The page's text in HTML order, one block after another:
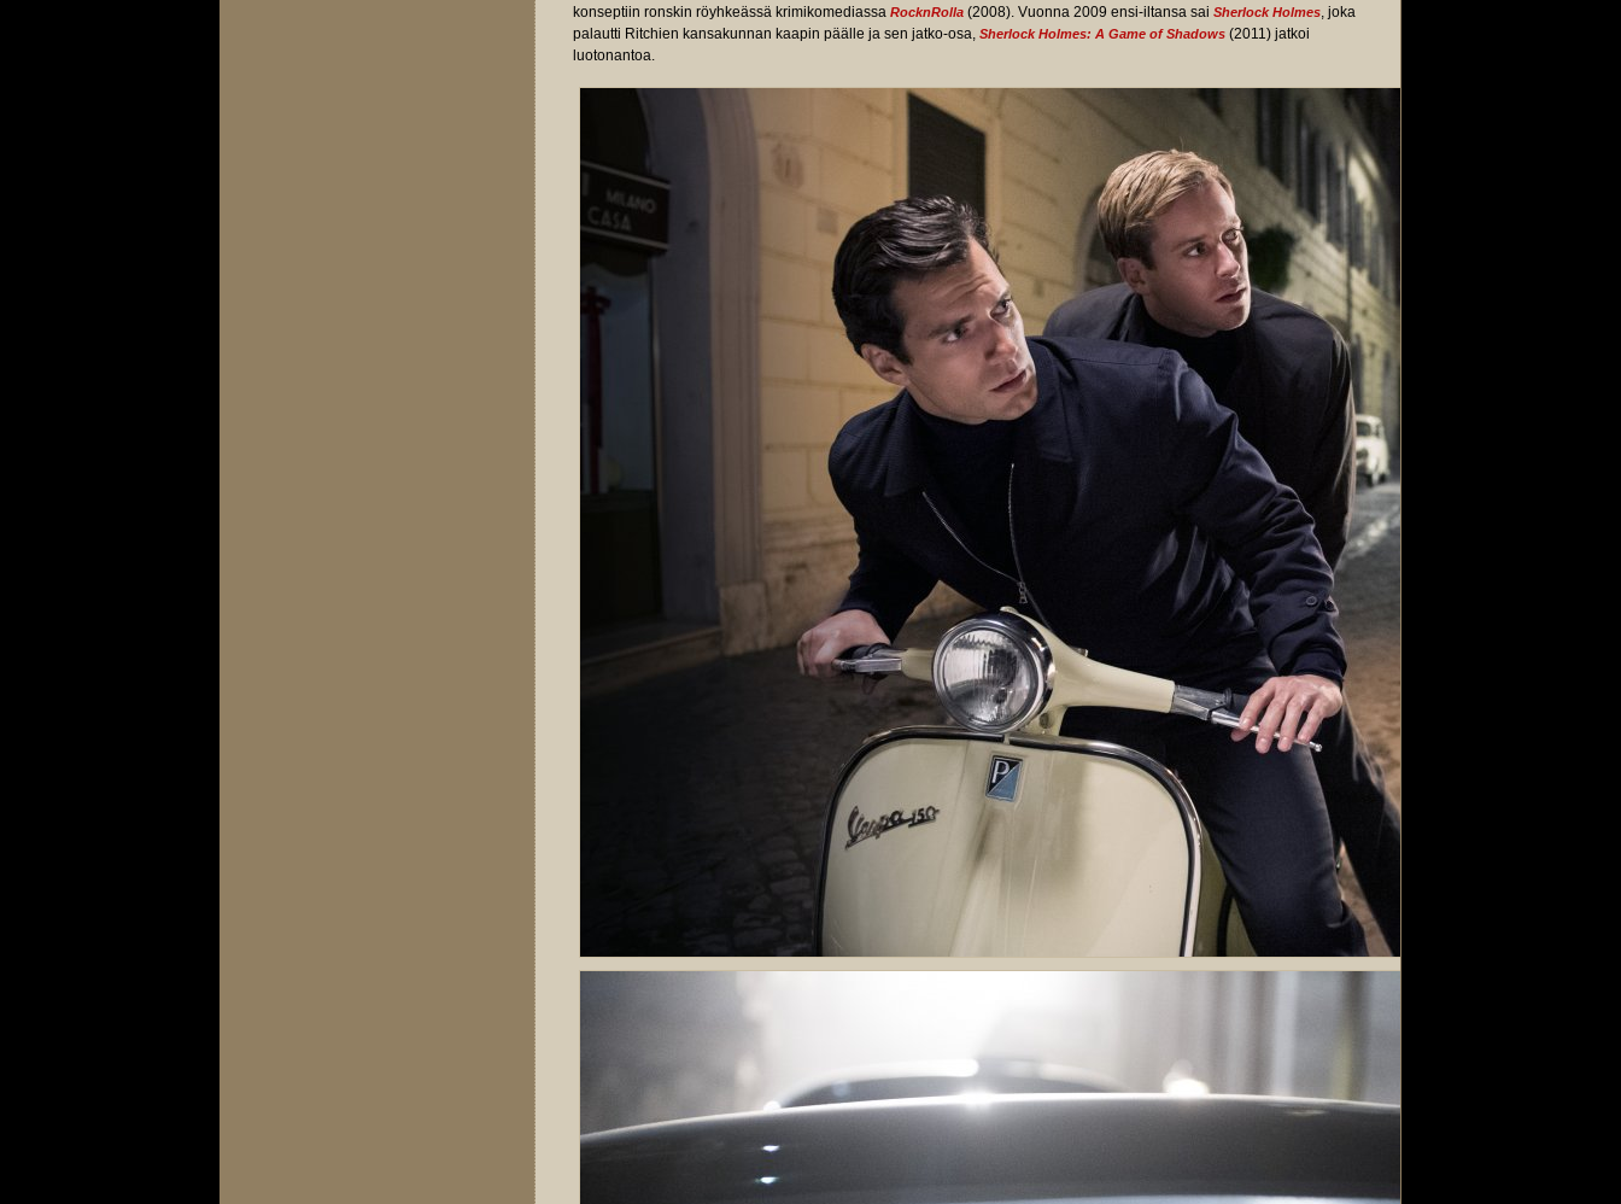
konseptiin ronskin röyhkeässä krimikomediassa RocknRolla (2008). Vuonna 2009 ensi-iltansa sai Sherlock Holmes, joka
palautti Ritchien kansakunnan kaapin päälle ja sen jatko-osa, Sherlock Holmes: A Game of Shadows (2011) jatkoi
luotonantoa.